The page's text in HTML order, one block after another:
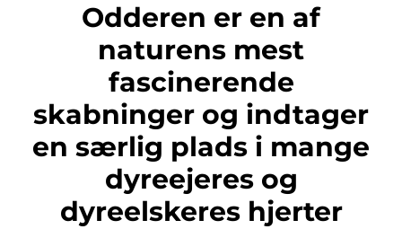
Odderen er en af
naturens mest
fascinerende
skabninger og indtager
en særlig plads i mange
dyreejeres og
dyreelskeres hjerter